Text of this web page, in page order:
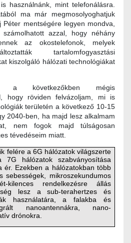
használnánk, mint telefonálásra.
ma már megmosolyoghatjuk
mentségére legyen mondva,
azzal, hogy néhány
az okostelefonok, melyek
tartalomfogyasztási
kiszolgáló hálózati technológiákat
a következőkben mégis
hogy röviden felvázoljam, mi is
területén a következő 10-15
2040-ben, ha majd lesz alkalmam
nem fogok majd túlságosan
tévedéseim miatt.
felére a 6G hálózatok világszerte
7G hálózatok szabványosítása
ér. Ezekben a hálózatokban több
sebességek, mikroszekundumos
kilences rendelkezésre állás
lesz a sub-terahertzes és
használatára, a falakba és
nanoantennákra, nano-
drónokra.